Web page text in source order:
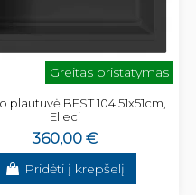
Greitas pristatymas
plautuvė BEST 104 51x51cm,
Elleci
360,00 €
Pridėti į krepšelį